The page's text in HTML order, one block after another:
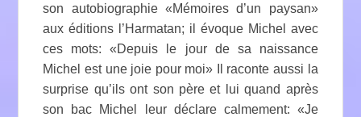
son autobiographie «Mémoires d’un paysan»
aux éditions l’Harmatan; il évoque Michel avec
ces mots: «Depuis le jour de sa naissance
Michel est une joie pour moi» Il raconte aussi la
surprise qu’ils ont son père et lui quand après
son bac Michel leur déclare calmement: «Je